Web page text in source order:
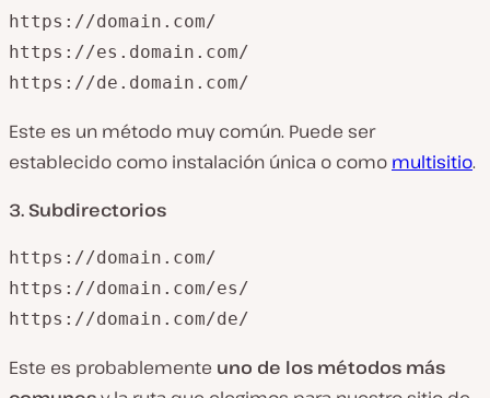
https://domain.com/
https://es.domain.com/
https://de.domain.com/
Este es un método muy común. Puede ser
establecido como instalación única o como multisitio.
3. Subdirectorios
https://domain.com/
https://domain.com/es/
https://domain.com/de/
Este es probablemente uno de los métodos más